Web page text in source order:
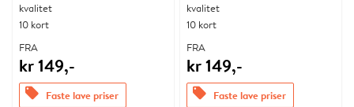
kvalitet
10 kort
FRA
kr 149,-
offers Faste lave priser
kvalitet
10 kort
FRA
kr 149,-
offers Faste lave priser